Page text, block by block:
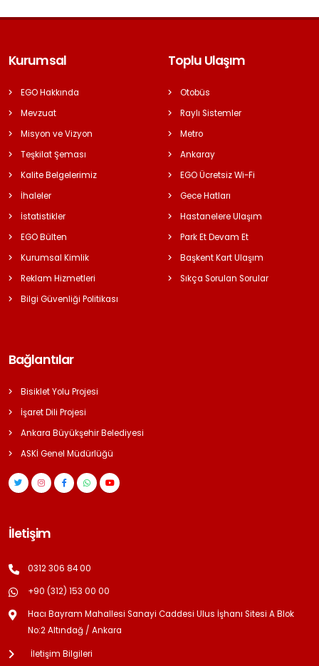
Kurumsal
EGO Hakkında
Mevzuat
Misyon ve Vizyon
Teşkilat Şeması
Kalite Belgelerimiz
İhaleler
İstatistikler
EGO Bülten
Kurumsal Kimlik
Reklam Hizmetleri
Bilgi Güvenliği Politikası
Toplu Ulaşım
Otobüs
Raylı Sistemler
Metro
Ankaray
EGO Ücretsiz Wi-Fi
Gece Hatları
Hastanelere Ulaşım
Park Et Devam Et
Başkent Kart Ulaşım
Sıkça Sorulan Sorular
Bağlantılar
Bisiklet Yolu Projesi
İşaret Dili Projesi
Ankara Büyükşehir Belediyesi
ASKİ Genel Müdürlüğü
İletişim
0312 306 84 00
+90 (312) 153 00 00
Hacı Bayram Mahallesi Sanayi Caddesi Ulus İşhanı Sitesi A Blok
No:2 Altındağ / Ankara
İletişim Bilgileri